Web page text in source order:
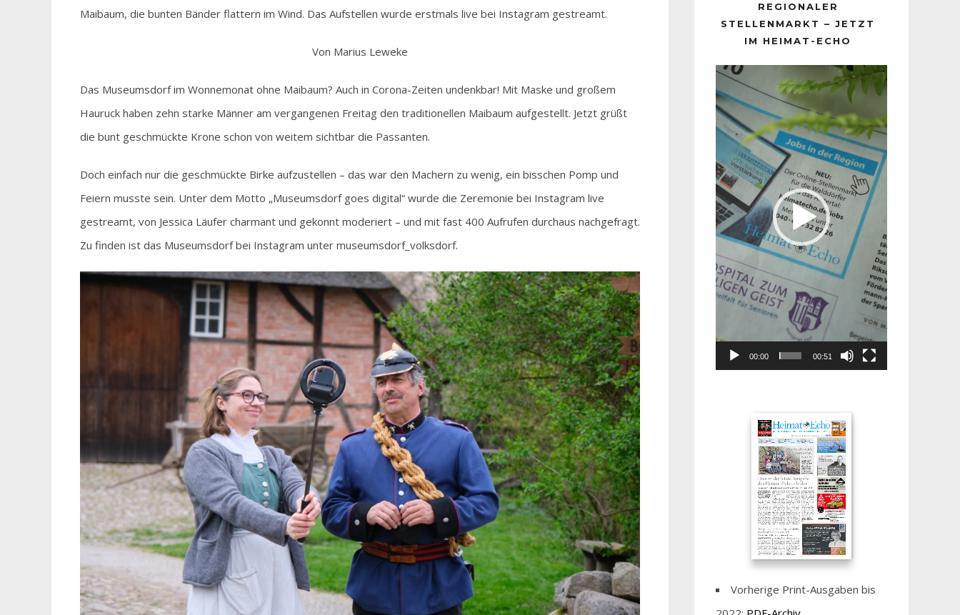
Maibaum, die bunten Bänder flattern im Wind. Das Aufstellen wurde erstmals live bei Instagram gestreamt.
Von Marius Leweke
Das Museumsdorf im Wonnemonat ohne Maibaum? Auch in Corona-Zeiten undenkbar! Mit Maske und großem
Hauruck haben zehn starke Männer am vergangenen Freitag den traditionellen Maibaum aufgestellt. Jetzt grüßt
die bunt geschmückte Krone schon von weitem sichtbar die Passanten.
Doch einfach nur die geschmückte Birke aufzustellen – das war den Machern zu wenig, ein bisschen Pomp und
Feiern musste sein. Unter dem Motto „Museumsdorf goes digital“ wurde die Zeremonie bei Instagram live
gestreamt, von Jessica Läufer charmant und gekonnt moderiert – und mit fast 400 Aufrufen durchaus nachgefragt.
Zu finden ist das Museumsdorf bei Instagram unter museumsdorf_volksdorf.
REGIONALER
STELLENMARKT – JETZT
IM HEIMAT-ECHO
Player
00:00 00:51
Vorherige Print-Ausgaben bis